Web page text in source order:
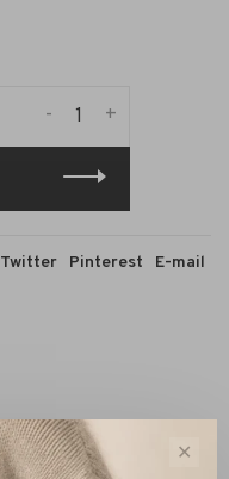
+
-
Twitter Pinterest E-mail
✕